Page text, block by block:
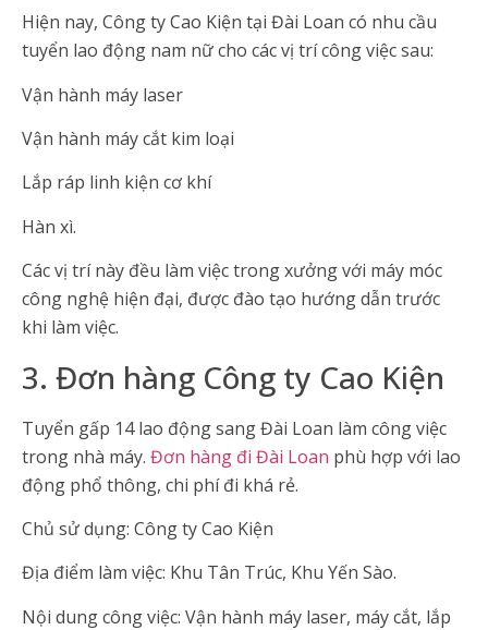
Hiện nay, Công ty Cao Kiện tại Đài Loan có nhu cầu
tuyển lao động nam nữ cho các vị trí công việc sau:
Vận hành máy laser
Vận hành máy cắt kim loại
Lắp ráp linh kiện cơ khí
Hàn xì.
Các vị trí này đều làm việc trong xưởng với máy móc
công nghệ hiện đại, được đào tạo hướng dẫn trước
khi làm việc.
3. Đơn hàng Công ty Cao Kiện
Tuyển gấp 14 lao động sang Đài Loan làm công việc
trong nhà máy. Đơn hàng đi Đài Loan phù hợp với lao
động phổ thông, chi phí đi khá rẻ.
Chủ sử dụng: Công ty Cao Kiện
Địa điểm làm việc: Khu Tân Trúc, Khu Yến Sào.
Nội dung công việc: Vận hành máy laser, máy cắt, lắp